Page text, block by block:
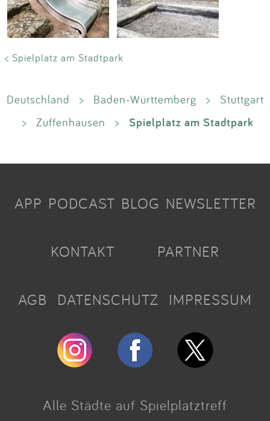
< Spielplatz am Stadtpark
Deutschland > Baden-Württemberg >
Stuttgart
>
Zuffenhausen > Spielplatz am Stadtpark
APP PODCAST BLOG NEWSLETTER
KONTAKT PARTNER
AGB DATENSCHUTZ IMPRESSUM
Alle Städte auf Spielplatztreff